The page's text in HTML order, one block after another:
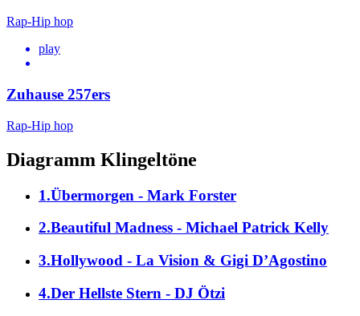
Rap-Hip hop
play
Zuhause 257ers
Rap-Hip hop
Diagramm Klingeltöne
1.Übermorgen - Mark Forster
2.Beautiful Madness - Michael Patrick Kelly
3.Hollywood - La Vision & Gigi D’Agostino
4.Der Hellste Stern - DJ Ötzi